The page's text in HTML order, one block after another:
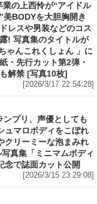
業の上西怜が“アイドル
美BODYを大胆胸開き
レスや男装などのコス
! 写真集のタイトルが
ゃんこれくしょん 」に
・先行カット第2弾・
解禁 [写真10枚]
[2026/3/17 22:54:28]
ンプリ、声優としても
ュマロボディをこぼれ
クリーミーな泡まみれ
真集「ミニマムボディ
念で誌面カット公開
[2026/3/15 23:29:08]